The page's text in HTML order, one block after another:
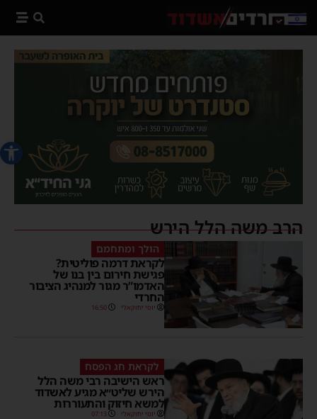
פתח
הרב משה הלל הירש
הולך ומתחמם
‏לקראת דרמה פוליטית?
פגישת חירום בין בנו של
האדמו”ר מגור למנהיג הציבור
החרדי
יוסי יחזקאלי 16:50
לקראת חג הפסח
ראש הישיבה רבי משה הלל
הירש שליט״א מגיע לאשדוד
למשא חיזוק והתעוררות
יוסי יחזקאלי 07:13